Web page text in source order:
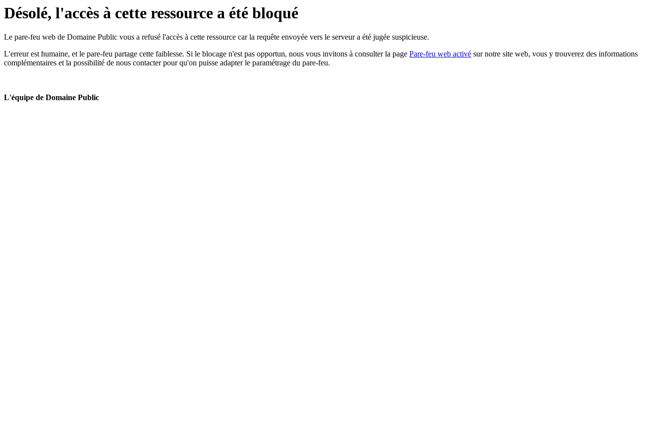
Désolé, l'accès à cette ressource a été bloqué
Le pare-feu web de Domaine Public vous a refusé l'accès à cette ressource car la requête envoyée vers le serveur a été jugée suspicieuse.
L'erreur est humaine, et le pare-feu partage cette faiblesse. Si le blocage n'est pas opportun, nous vous invitons à consulter la page Pare-feu web activé sur notre site web, vous y trouverez des informations
complémentaires et la possibilité de nous contacter pour qu'on puisse adapter le paramétrage du pare-feu.
L'équipe de Domaine Public